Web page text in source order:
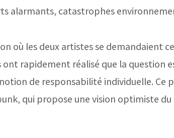
alarmants, catastrophes
où les deux artistes se demandaient
rapidement réalisé que la question
de responsabilité individuelle. Ce
qui propose une vision optimiste